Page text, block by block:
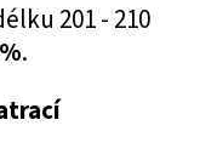
201 - 210
.